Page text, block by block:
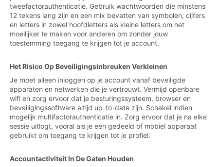
tweefactorauthenticatie. Gebruik wachtwoorden die minstens
12 tekens lang zijn en een mix bevatten van symbolen, cijfers
en letters in zowel hoofdletters als kleine letters om het
moeilijker te maken voor anderen om zonder jouw
toestemming toegang te krijgen tot je account.
Het Risico Op Beveiligingsinbreuken Verkleinen
Je moet alleen inloggen op je account vanaf beveiligde
apparaten en netwerken die je vertrouwt. Vermijd openbare
wifi en zorg ervoor dat je besturingssysteem, browser en
beveiligingssoftware altijd up-to-date zijn. Schakel indien
mogelijk multifactorauthenticatie in. Zorg ervoor dat je na elke
sessie uitlogt, vooral als je een gedeeld of mobiel apparaat
gebruikt om toegang te krijgen tot je profiel.
Accountactiviteit In De Gaten Houden